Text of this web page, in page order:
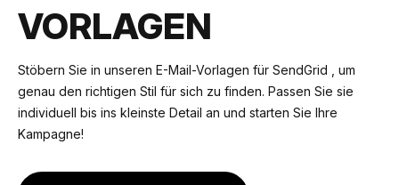
VORLAGEN
Stöbern Sie in unseren E-Mail-Vorlagen für SendGrid , um
genau den richtigen Stil für sich zu finden. Passen Sie sie
individuell bis ins kleinste Detail an und starten Sie Ihre
Kampagne!